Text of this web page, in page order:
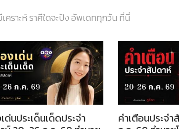
ราะห์ ราศีใดจะปัง อัพเดททุกวัน ที่นี่
ด่นประเด็นเด็ดประจำ
คำเตือนประจ